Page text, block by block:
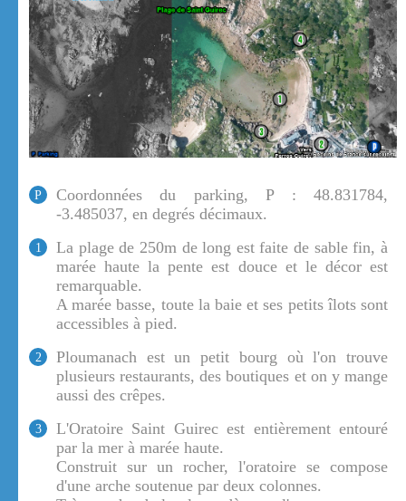
P
Coordonnées du parking, P : 48.831784,
-3.485037, en degrés décimaux.
1
La plage de 250m de long est faite de sable fin, à
marée haute la pente est douce et le décor est
remarquable.
A marée basse, toute la baie et ses petits îlots sont
accessibles à pied.
2
Ploumanach est un petit bourg où l'on trouve
plusieurs restaurants, des boutiques et on y mange
aussi des crêpes.
3
L'Oratoire Saint Guirec est entièrement entouré
par la mer à marée haute.
Construit sur un rocher, l'oratoire se compose
d'une arche soutenue par deux colonnes.